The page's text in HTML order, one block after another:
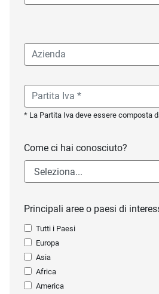
* La Partita Iva deve essere composta
Come ci hai conosciuto?
Principali aree o paesi di
Tutti i Paesi
Europa
Asia
Africa
America